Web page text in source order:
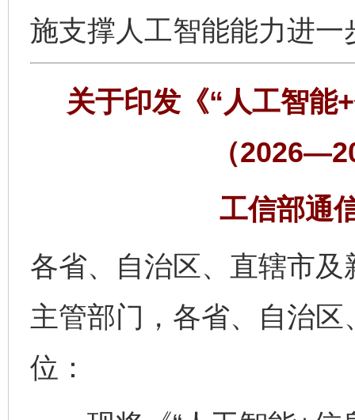
施支撑人工智能能力进一
关于印发《“人工智能
（
工信部通
各省、自治区、直辖市
主管部门，各省、自治
位：